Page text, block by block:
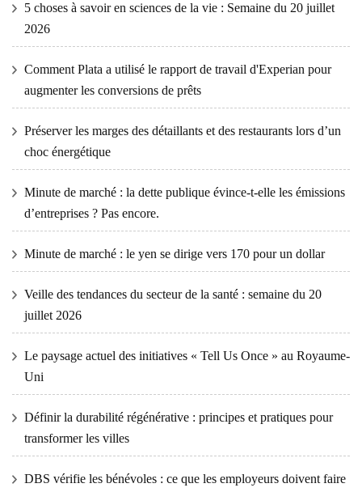
5 choses à savoir en sciences de la vie : Semaine du 20 juillet
2026
Comment Plata a utilisé le rapport de travail d'Experian pour
augmenter les conversions de prêts
Préserver les marges des détaillants et des restaurants lors d’un
choc énergétique
Minute de marché : la dette publique évince-t-elle les émissions
d’entreprises ? Pas encore.
Minute de marché : le yen se dirige vers 170 pour un dollar
Veille des tendances du secteur de la santé : semaine du 20
juillet 2026
Le paysage actuel des initiatives « Tell Us Once » au Royaume-
Uni
Définir la durabilité régénérative : principes et pratiques pour
transformer les villes
DBS vérifie les bénévoles : ce que les employeurs doivent faire